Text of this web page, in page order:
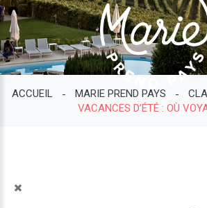
ACCUEIL - MARIE PREND PAYS -
VACANCES D’ÉTÉ : OÙ